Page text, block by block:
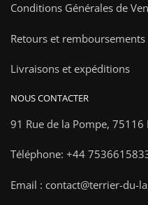
Conditions Générales de
Retours et remboursements
Livraisons et expéditions
NOUS CONTACTER
91 Rue de la Pompe, 75116
Téléphone: +44
Email : contact@terrier-du-